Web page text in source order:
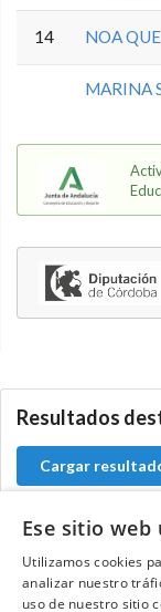
14 NOA
MARINA
Resultados
Cargar
Ese sitio web
Utilizamos cookies
analizar nuestro
uso de nuestro sitio